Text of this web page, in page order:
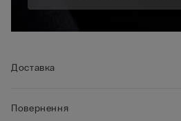
Доставка
Повернення